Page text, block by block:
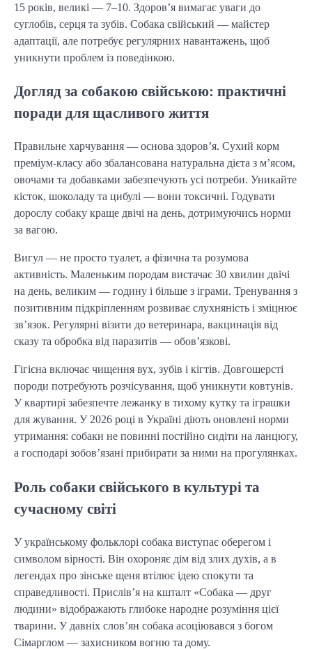
15 років, великі — 7–10. Здоров’я вимагає уваги до
суглобів, серця та зубів. Собака свійський — майстер
адаптації, але потребує регулярних навантажень, щоб
уникнути проблем із поведінкою.
Догляд за собакою свійською: практичні
поради для щасливого життя
Правильне харчування — основа здоров’я. Сухий корм
преміум-класу або збалансована натуральна дієта з м’ясом,
овочами та добавками забезпечують усі потреби. Уникайте
кісток, шоколаду та цибулі — вони токсичні. Годувати
дорослу собаку краще двічі на день, дотримуючись норми
за вагою.
Вигул — не просто туалет, а фізична та розумова
активність. Маленьким породам вистачає 30 хвилин двічі
на день, великим — годину і більше з іграми. Тренування з
позитивним підкріпленням розвиває слухняність і зміцнює
зв’язок. Регулярні візити до ветеринара, вакцинація від
сказу та обробка від паразитів — обов’язкові.
Гігієна включає чищення вух, зубів і кігтів. Довгошерсті
породи потребують розчісування, щоб уникнути ковтунів.
У квартирі забезпечте лежанку в тихому кутку та іграшки
для жування. У 2026 році в Україні діють оновлені норми
утримання: собаки не повинні постійно сидіти на ланцюгу,
а господарі зобов’язані прибирати за ними на прогулянках.
Роль собаки свійського в культурі та
сучасному світі
У українському фольклорі собака виступає оберегом і
символом вірності. Він охороняє дім від злих духів, а в
легендах про зінське щеня втілює ідею спокути та
справедливості. Прислів’я на кшталт «Собака — друг
людини» відображають глибоке народне розуміння цієї
тварини. У давніх слов’ян собака асоціювався з богом
Сімарглом — захисником вогню та дому.